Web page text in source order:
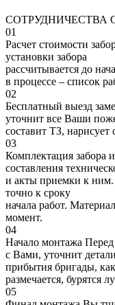
СОТРУДНИЧЕСТВА
01
Расчет стоимости
установки забора
рассчитывается до
в процессе – список
02
Бесплатный выезд
уточнит все Ваши
составит ТЗ,
03
Комплектация забора
составления
и акты приемки к ним.
точно к сроку
начала работ.
момент.
04
Начало монтажа
с Вами, уточнит
прибытия бригады,
размечается, бурятся
05